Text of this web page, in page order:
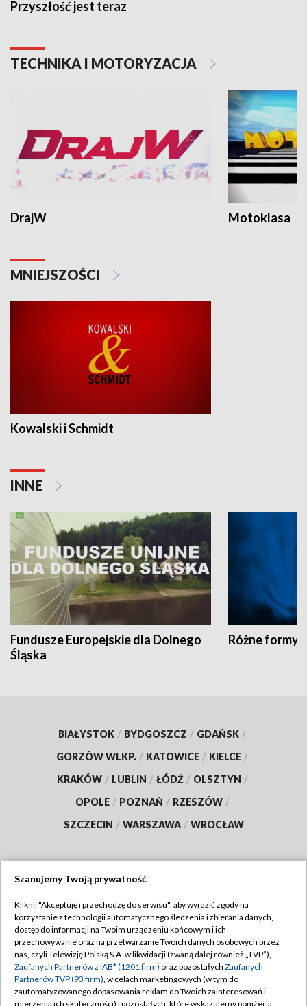
Przyszłość jest teraz
TECHNIKA I MOTORYZACJA
DrajW Motoklasa
MNIEJSZOŚCI
Kowalski i Schmidt
INNE
Fundusze Europejskie dla Dolnego
Śląska
Różne formy
BIAŁYSTOK / BYDGOSZCZ / GDAŃSK /
GORZÓW WLKP. / KATOWICE / KIELCE /
KRAKÓW / LUBLIN / ŁÓDŹ / OLSZTYN /
OPOLE / POZNAŃ / RZESZÓW /
SZCZECIN / WARSZAWA / WROCŁAW
TVP
Abonament TVP
Emisja w TVP
Centrum informacji TVP
Regulamin TVP
Polityka prywatności
Moje zgody
Szanujemy Twoją prywatność
Kliknij "Akceptuję i przechodzę do serwisu", aby wyrazić zgody na
korzystanie z technologii automatycznego śledzenia i zbierania danych,
dostęp do informacji na Twoim urządzeniu końcowym i ich
przechowywanie oraz na przetwarzanie Twoich danych osobowych przez
nas, czyli Telewizję Polską S.A. w likwidacji (zwaną dalej również „TVP”),
Zaufanych Partnerów z IAB* (1201 firm) oraz pozostałych Zaufanych
Partnerów TVP (93 firm), w celach marketingowych (w tym do
zautomatyzowanego dopasowania reklam do Twoich zainteresowań i
mierzenia ich skuteczności) i pozostałych, które wskazujemy poniżej, a